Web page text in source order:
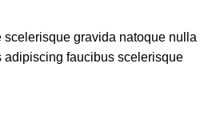
scelerisque gravida natoque nulla
adipiscing faucibus scelerisque